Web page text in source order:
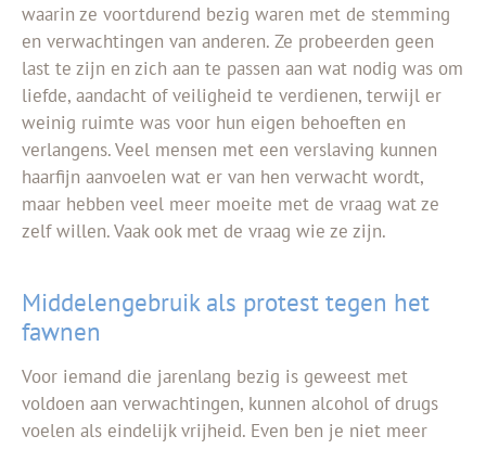
waarin ze voortdurend bezig waren met de stemming
en verwachtingen van anderen. Ze probeerden geen
last te zijn en zich aan te passen aan wat nodig was om
liefde, aandacht of veiligheid te verdienen, terwijl er
weinig ruimte was voor hun eigen behoeften en
verlangens. Veel mensen met een verslaving kunnen
haarfijn aanvoelen wat er van hen verwacht wordt,
maar hebben veel meer moeite met de vraag wat ze
zelf willen. Vaak ook met de vraag wie ze zijn.
Middelengebruik als protest tegen het
fawnen
Voor iemand die jarenlang bezig is geweest met
voldoen aan verwachtingen, kunnen alcohol of drugs
voelen als eindelijk vrijheid. Even ben je niet meer